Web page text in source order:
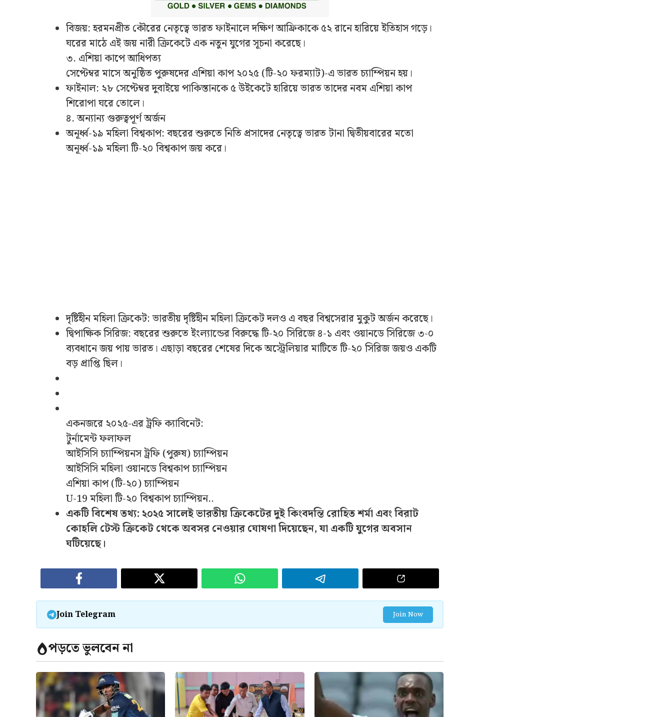
বিজয়: হরমনপ্রীত কৌরের নেতৃত্বে ভারত ফাইনালে দক্ষিণ আফ্রিকাকে ৫২ রানে হারিয়ে ইতিহাস গড়ে।
ঘরের মাঠে এই জয় নারী ক্রিকেটে এক নতুন যুগের সূচনা করেছে।
৩. এশিয়া কাপে আধিপত্য
সেপ্টেম্বর মাসে অনুষ্ঠিত পুরুষদের এশিয়া কাপ ২০২৫ (টি-২০ ফরম্যাট)-এ ভারত চ্যাম্পিয়ন হয়।
ফাইনাল: ২৮ সেপ্টেম্বর দুবাইয়ে পাকিস্তানকে ৫ উইকেটে হারিয়ে ভারত তাদের নবম এশিয়া কাপ
শিরোপা ঘরে তোলে।
৪. অন্যান্য গুরুত্বপূর্ণ অর্জন
অনূর্ধ্ব-১৯ মহিলা বিশ্বকাপ: বছরের শুরুতে নিতি প্রসাদের নেতৃত্বে ভারত টানা দ্বিতীয়বারের মতো
অনূর্ধ্ব-১৯ মহিলা টি-২০ বিশ্বকাপ জয় করে।
দৃষ্টিহীন মহিলা ক্রিকেট: ভারতীয় দৃষ্টিহীন মহিলা ক্রিকেট দলও এ বছর বিশ্বসেরার মুকুট অর্জন করেছে।
দ্বিপাক্ষিক সিরিজ: বছরের শুরুতে ইংল্যান্ডের বিরুদ্ধে টি-২০ সিরিজে ৪-১ এবং ওয়ানডে সিরিজে ৩-০
ব্যবধানে জয় পায় ভারত। এছাড়া বছরের শেষের দিকে অস্ট্রেলিয়ার মাটিতে টি-২০ সিরিজ জয়ও একটি
বড় প্রাপ্তি ছিল।
একনজরে ২০২৫-এর ট্রফি ক্যাবিনেট:
টুর্নামেন্ট ফলাফল
আইসিসি চ্যাম্পিয়নস ট্রফি (পুরুষ) চ্যাম্পিয়ন
আইসিসি মহিলা ওয়ানডে বিশ্বকাপ চ্যাম্পিয়ন
এশিয়া কাপ (টি-২০) চ্যাম্পিয়ন
U-19 মহিলা টি-২০ বিশ্বকাপ চ্যাম্পিয়ন..
একটি বিশেষ তথ্য: ২০২৫ সালেই ভারতীয় ক্রিকেটের দুই কিংবদন্তি রোহিত শর্মা এবং বিরাট
কোহলি টেস্ট ক্রিকেট থেকে অবসর নেওয়ার ঘোষণা দিয়েছেন, যা একটি যুগের অবসান
ঘটিয়েছে।
Join Telegram Join Now
পড়তে ভুলবেন না